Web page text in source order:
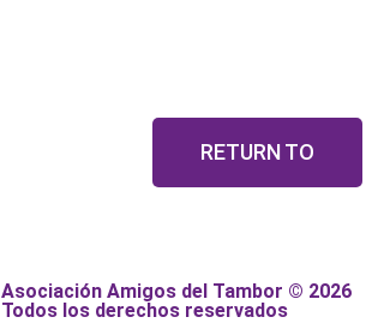
RETURN TO
Asociación Amigos del Tambor © 2026
Todos los derechos reservados